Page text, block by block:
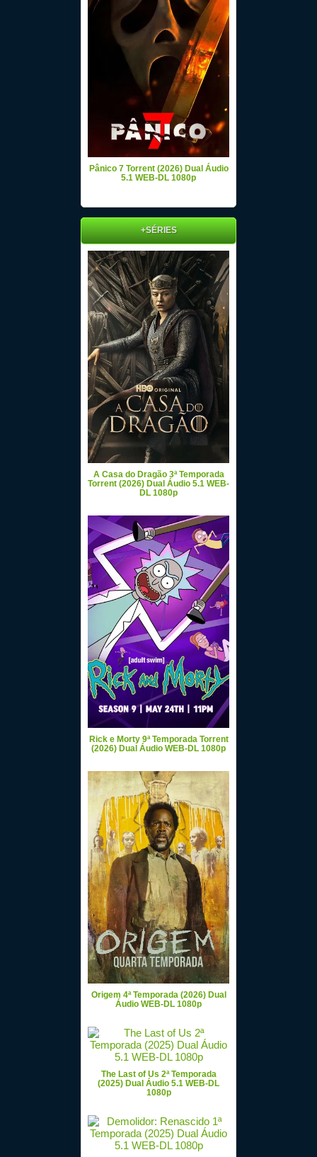
Pânico 7 Torrent (2026) Dual Áudio
5.1 WEB-DL 1080p
+SÉRIES
A Casa do Dragão 3ª Temporada
Torrent (2026) Dual Áudio 5.1 WEB-
DL 1080p
Rick e Morty 9ª Temporada Torrent
(2026) Dual Áudio WEB-DL 1080p
Origem 4ª Temporada (2026) Dual
Áudio WEB-DL 1080p
The Last of Us 2ª Temporada
(2025) Dual Áudio 5.1 WEB-DL
1080p